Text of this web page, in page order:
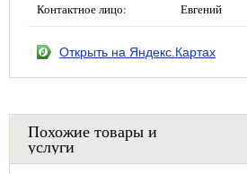
Контактное лицо: Евгений
Открыть на Яндекс.Картах
Похожие товары и
услуги